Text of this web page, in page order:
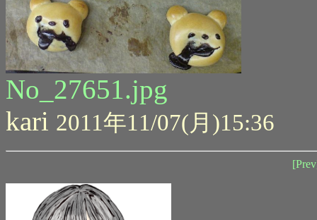
No_27651.jpg
kari 2011年11/07(月)15:36